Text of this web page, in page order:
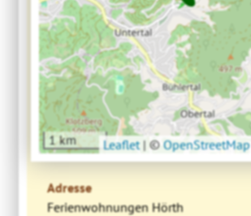
1 km Leaflet |©OpenStreetMap
Adresse
Ferienwohnungen Hörth